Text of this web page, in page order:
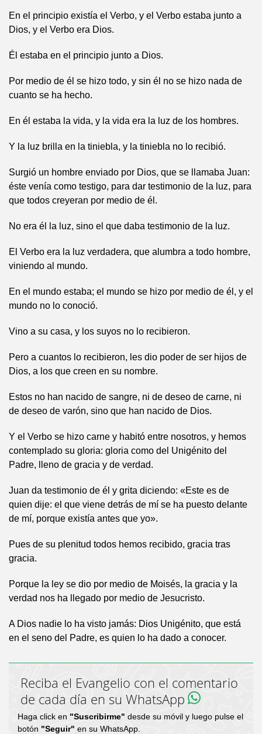
En el principio existía el Verbo, y el Verbo estaba junto a
Dios, y el Verbo era Dios.
Él estaba en el principio junto a Dios.
Por medio de él se hizo todo, y sin él no se hizo nada de
cuanto se ha hecho.
En él estaba la vida, y la vida era la luz de los hombres.
Y la luz brilla en la tiniebla, y la tiniebla no lo recibió.
Surgió un hombre enviado por Dios, que se llamaba Juan:
éste venía como testigo, para dar testimonio de la luz, para
que todos creyeran por medio de él.
No era él la luz, sino el que daba testimonio de la luz.
El Verbo era la luz verdadera, que alumbra a todo hombre,
viniendo al mundo.
En el mundo estaba; el mundo se hizo por medio de él, y el
mundo no lo conoció.
Vino a su casa, y los suyos no lo recibieron.
Pero a cuantos lo recibieron, les dio poder de ser hijos de
Dios, a los que creen en su nombre.
Estos no han nacido de sangre, ni de deseo de carne, ni
de deseo de varón, sino que han nacido de Dios.
Y el Verbo se hizo carne y habitó entre nosotros, y hemos
contemplado su gloria: gloria como del Unigénito del
Padre, lleno de gracia y de verdad.
Juan da testimonio de él y grita diciendo: «Este es de
quien dije: el que viene detrás de mí se ha puesto delante
de mí, porque existía antes que yo».
Pues de su plenitud todos hemos recibido, gracia tras
gracia.
Porque la ley se dio por medio de Moisés, la gracia y la
verdad nos ha llegado por medio de Jesucristo.
A Dios nadie lo ha visto jamás: Dios Unigénito, que está
en el seno del Padre, es quien lo ha dado a conocer.
Reciba el Evangelio con el comentario
de cada día en su WhatsApp
Haga click en "Suscribirme" desde su móvil y luego pulse el
botón "Seguir" en su WhatsApp.